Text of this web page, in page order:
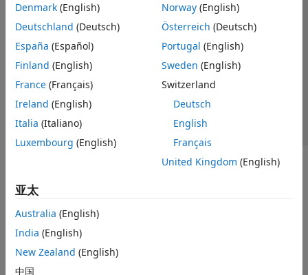
Denmark (English)
Deutschland (Deutsch)
España (Español)
Finland (English)
France (Français)
Ireland (English)
Italia (Italiano)
Luxembourg (English)
Norway(English)
Österreich (Deutsch)
Portugal (English)
Sweden (English)
Switzerland
Deutsch
English
Français
United Kingdom (English)
亚太
Australia (English)
India (English)
New Zealand (English)
中国
信任中心 商标 隐私政策 防盗版
应用程序状态
联系我们
© 1994-2026 The MathWorks, Inc.